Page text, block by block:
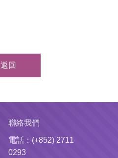
返回
聯絡我們
電話：(+852) 2711
0293